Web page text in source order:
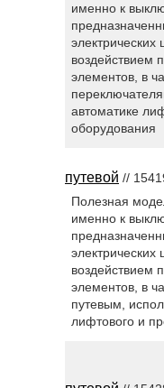
именно к
воздействием
элементов, в
автоматике
оборудования
путевой //
Полезная
именно к
воздействием
элементов, в
путевым,
лифтового и